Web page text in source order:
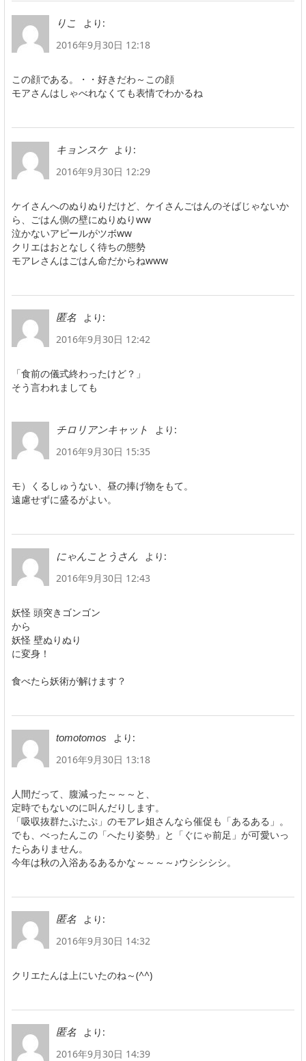
りこ
より:
2016年9月30日 12:18
この顔である。・・好きだわ～この顔
モアさんはしゃべれなくても表情でわかるね
キョンスケ
より:
2016年9月30日 12:29
ケイさんへのぬりぬりだけど、ケイさんごはんのそばじゃないか
ら、ごはん側の壁にぬりぬりww
泣かないアピールがツボww
クリエはおとなしく待ちの態勢
モアレさんはごはん命だからねwww
匿名
より:
2016年9月30日 12:42
「食前の儀式終わったけど？」
そう言われましても
チロリアンキャット
より:
2016年9月30日 15:35
モ）くるしゅうない、昼の捧げ物をもて。
遠慮せずに盛るがよい。
にゃんことうさん
より:
2016年9月30日 12:43
妖怪 頭突きゴンゴン
から
妖怪 壁ぬりぬり
に変身！
食べたら妖術が解けます？
tomotomos
より:
2016年9月30日 13:18
人間だって、腹減った～～～と、
定時でもないのに叫んだりします。
「吸収抜群たぷたぷ」のモアレ姐さんなら催促も「あるある」。
でも、べったんこの「へたり姿勢」と「ぐにゃ前足」が可愛いっ
たらありません。
今年は秋の入浴あるあるかな～～～～♪ウシシシシ。
匿名
より:
2016年9月30日 14:32
クリエたんは上にいたのね～(^^)
匿名
より:
2016年9月30日 14:39